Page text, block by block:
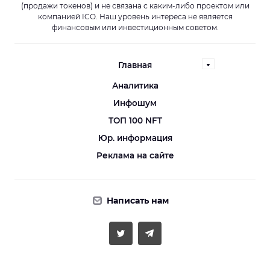
(продажи токенов) и не связана с каким-либо проектом или
компанией ICO. Наш уровень интереса не является
финансовым или инвестиционным советом.
Главная
Аналитика
Инфошум
ТОП 100 NFT
Юр. информация
Реклама на сайте
Написать нам